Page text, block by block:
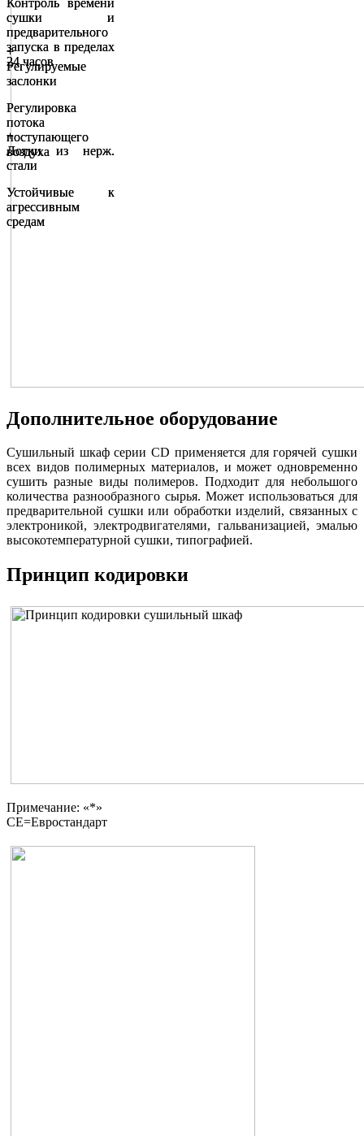
сушки и
предварительного
запуска в пределах
24 часов
+
Регулируемые
заслонки
Регулировка
потока
поступающего
воздуха
+
Лотки из нерж.
стали
Устойчивые к
агрессивным
средам
сушки и
предварительного
запуска в пределах
24 часов
+
Регулируемые
заслонки
Регулировка
потока
поступающего
воздуха
+
Лотки из нерж.
стали
Устойчивые к
агрессивным
средам
Дополнительное оборудование
Сушильный шкаф серии CD применяется для горячей сушки
всех видов полимерных материалов, и может одновременно
сушить разные виды полимеров. Подходит для небольшого
количества разнообразного сырья. Может использоваться для
предварительной сушки или обработки изделий, связанных с
электроникой, электродвигателями, гальванизацией, эмалью
высокотемпературной сушки, типографией.
Принцип кодировки
Примечание: «*»
CE=Евростандарт